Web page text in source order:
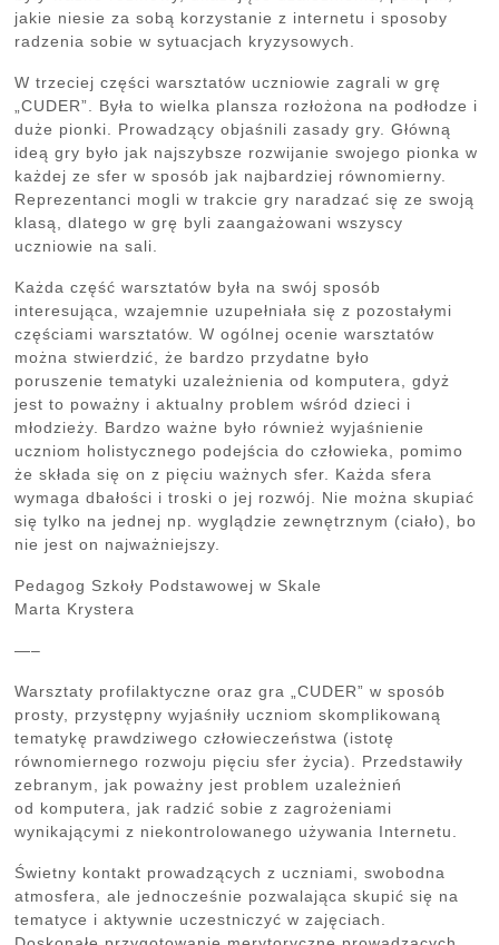
jakie niesie za sobą korzystanie z internetu i sposoby
radzenia sobie w sytuacjach kryzysowych.
W trzeciej części warsztatów uczniowie zagrali w grę
„CUDER”. Była to wielka plansza rozłożona na podłodze i
duże pionki. Prowadzący objaśnili zasady gry. Główną
ideą gry było jak najszybsze rozwijanie swojego pionka w
każdej ze sfer w sposób jak najbardziej równomierny.
Reprezentanci mogli w trakcie gry naradzać się ze swoją
klasą, dlatego w grę byli zaangażowani wszyscy
uczniowie na sali.
Każda część warsztatów była na swój sposób
interesująca, wzajemnie uzupełniała się z pozostałymi
częściami warsztatów. W ogólnej ocenie warsztatów
można stwierdzić, że bardzo przydatne było
poruszenie tematyki uzależnienia od komputera, gdyż
jest to poważny i aktualny problem wśród dzieci i
młodzieży. Bardzo ważne było również wyjaśnienie
uczniom holistycznego podejścia do człowieka, pomimo
że składa się on z pięciu ważnych sfer. Każda sfera
wymaga dbałości i troski o jej rozwój. Nie można skupiać
się tylko na jednej np. wyglądzie zewnętrznym (ciało), bo
nie jest on najważniejszy.
Pedagog Szkoły Podstawowej w Skale
Marta Krystera
—–
Warsztaty profilaktyczne oraz gra „CUDER” w sposób
prosty, przystępny wyjaśniły uczniom skomplikowaną
tematykę prawdziwego człowieczeństwa (istotę
równomiernego rozwoju pięciu sfer życia). Przedstawiły
zebranym, jak poważny jest problem uzależnień
od komputera, jak radzić sobie z zagrożeniami
wynikającymi z niekontrolowanego używania Internetu.
Świetny kontakt prowadzących z uczniami, swobodna
atmosfera, ale jednocześnie pozwalająca skupić się na
tematyce i aktywnie uczestniczyć w zajęciach.